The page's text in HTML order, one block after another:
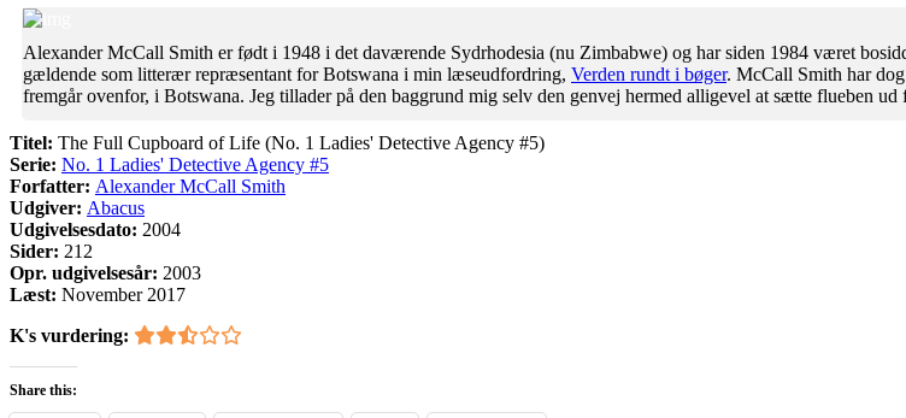
Alexander McCall Smith er født i 1948 i det daværende Sydrhodesia (nu Zimbabwe) og har siden 1984 været
gældende som litterær repræsentant for Botswana i min læseudfordring, Verden rundt i bøger. McCall Smith har
fremgår ovenfor, i Botswana. Jeg tillader på den baggrund mig selv den genvej hermed alligevel at sætte flueben
Titel: The Full Cupboard of Life (No. 1 Ladies' Detective Agency #5)
Serie: No. 1 Ladies' Detective Agency #5
Forfatter: Alexander McCall Smith
Udgiver: Abacus
Udgivelsesdato: 2004
Sider: 212
Opr. udgivelsesår: 2003
Læst: November 2017
K's vurdering:
Share this: